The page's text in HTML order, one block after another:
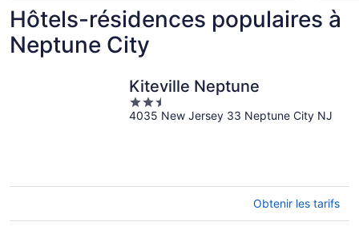
Hôtels-résidences populaires à
Neptune City
Kiteville Neptune
2.5
out
4035 New Jersey 33 Neptune City NJ
Obtenir les tarifs